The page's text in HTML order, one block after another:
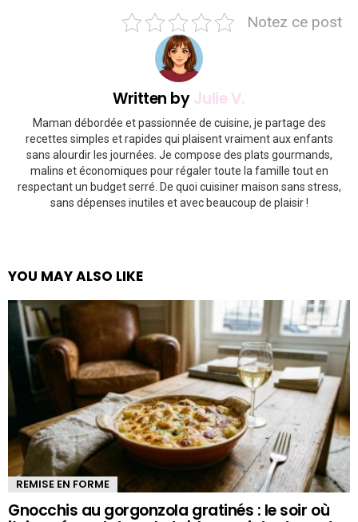
Notez ce post
Written byJulie V.
Maman débordée et passionnée de cuisine, je partage des
recettes simples et rapides qui plaisent vraiment aux enfants
sans alourdir les journées. Je compose des plats gourmands,
malins et économiques pour régaler toute la famille tout en
respectant un budget serré. De quoi cuisiner maison sans stress,
sans dépenses inutiles et avec beaucoup de plaisir !
YOU MAY ALSO LIKE
REMISE EN FORME
Gnocchis au gorgonzola gratinés : le soir où